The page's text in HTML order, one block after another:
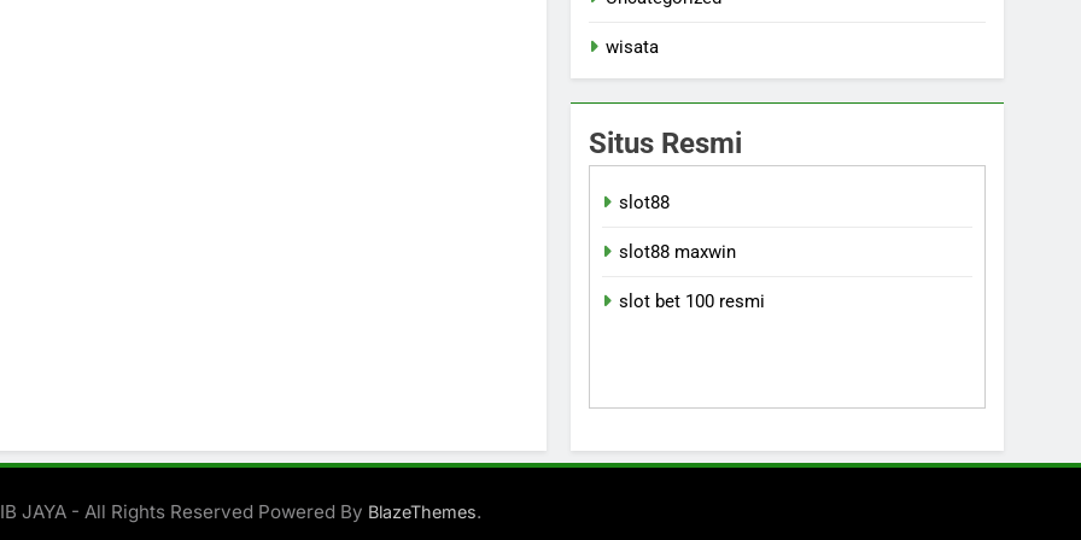
wisata
Situs Resmi
slot88
slot88 maxwin
slot bet 100 resmi
JAYA - All Rights Reserved Powered By BlazeThemes.